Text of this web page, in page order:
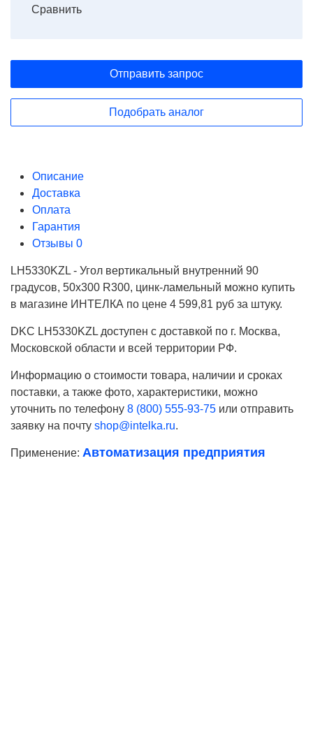
Сравнить
Отправить запрос
Подобрать аналог
Описание
Доставка
Оплата
Гарантия
Отзывы 0
LH5330KZL - Угол вертикальный внутренний 90
градусов, 50х300 R300, цинк-ламельный можно купить
в магазине ИНТЕЛКА по цене 4 599,81 руб за штуку.
DKC LH5330KZL доступен с доставкой по г. Москва,
Московской области и всей территории РФ.
Информацию о стоимости товара, наличии и сроках
поставки, а также фото, характеристики, можно
уточнить по телефону 8 (800) 555-93-75 или отправить
заявку на почту shop@intelka.ru.
Применение: Автоматизация предприятия
Ваше имя